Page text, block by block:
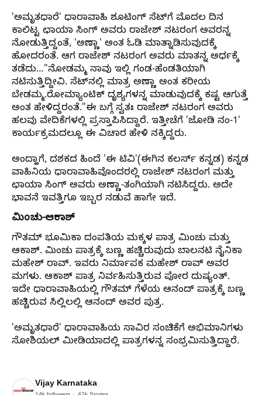
'ಅಮೃತಧಾರೆ' ಧಾರಾವಾಹಿ ಶೂಟಿಂಗ್‌ ಸೆಟ್‌ಗೆ ಮೊದಲ ದಿನ
ಕಾಲಿಟ್ಟ ಛಾಯಾ ಸಿಂಗ್ ಅವರು ರಾಜೇಶ್‌ ನಟರಂಗ ಅವರನ್ನ
ನೋಡುತ್ತಿದ್ದಂತೆ, 'ಅಣ್ಣಾ' ಅಂತ ಓಡಿ ಮಾತ್ನಾಡಿಸುವುದಕ್ಕೆ
ಹೋದರಂತೆ. ಆಗ ರಾಜೇಶ್‌ ನಟರಂಗ ಅವರು ಮಾತನ್ನ ಅರ್ಧಕ್ಕೆ
ತಡೆದು…"ನೋಡಮ್ಮ ನಾವು ಇಲ್ಲಿ ಗಂಡ-ಹೆಂಡತಿಯಾಗಿ
ನಟಿಸುತ್ತಿದ್ದೀವಿ. ಸೆಟ್‌ನಲ್ಲಿ ಮಾತ್ರ ಅಣ್ಣಾ ಅಂತ ಕರೀಯ
ಬೇಡಮ್ಮ.ರೋಮ್ಯಾಂಟಿಕ್‌ ದೃಶ್ಯಗಳನ್ನ ಮಾಡುವುದಕ್ಕೆ ಕಷ್ಟ ಆಗುತ್ತೆ
ಅಂತ ಹೇಳಿದ್ದರಂತೆ."ಈ ಬಗ್ಗೆ ಸ್ವತಃ ರಾಜೇಶ್‌ ನಟರಂಗ ಅವರು
ಹಲವು ವೇದಿಕೆಗಳಲ್ಲಿ ಪ್ರಸ್ತಾಪಿಸಿದ್ದಾರೆ. ಇತ್ತೀಚೆಗೆ 'ಜೋಡಿ ನಂ-1'
ಕಾರ್ಯಕ್ರಮದಲ್ಲೂ ಈ ವಿಚಾರ ಹೇಳಿ ನಕ್ಕಿದ್ದರು.
ಅಂದ್ಹಾಗೆ, ದಶಕದ ಹಿಂದೆ 'ಈ ಟಿವಿ'(ಈಗಿನ ಕಲರ್ಸ್ ಕನ್ನಡ) ಕನ್ನಡ
ವಾಹಿನಿಯ ಧಾರಾವಾಹಿವೊಂದರಲ್ಲಿ ರಾಜೇಶ್‌ ನಟರಂಗ ಮತ್ತು
ಛಾಯಾ ಸಿಂಗ್‌ ಅವರು ಅಣ್ಣಾ-ತಂಗಿಯಾಗಿ ನಟಿಸಿದ್ದರು. ಅದೇ
ಭಾವನೆ ಇವತ್ತಿಗೂ ಇಬ್ಬರ ನಡುವೆ ಹಾಗೇ ಇದೆ.
ಮಿಂಚು-ಆಕಾಶ್
ಗೌತಮ್‌ ಭೂಮಿಕಾ ದಂಪತಿಯ ಮಕ್ಕಳ ಪಾತ್ರ ಮಿಂಚು ಮತ್ತು
ಆಕಾಶ್‌. ಮಿಂಚು ಪಾತ್ರಕ್ಕೆ ಬಣ್ಣ ಹಚ್ಚಿರುವುದು ಬಾಲನಟಿ ನೈನಿಕಾ
ಮಹೇಶ್ ರಾವ್. ಇವರು ನಿರ್ಮಾಪಕ ಮಹೇಶ್‌ ರಾವ್‌ ಅವರ
ಮಗಳು. ಆಕಾಶ್‌ ಪಾತ್ರ ನಿರ್ವಹಿಸುತ್ತಿರುವ ಪೋರ ದುಷ್ಯಂತ್‌.
ಇದೇ ಧಾರಾವಾಹಿಯಲ್ಲಿ ಗೌತಮ್‌ ಗೆಳೆಯ ಆನಂದ್‌ ಪಾತ್ರಕ್ಕೆ ಬಣ್ಣ
ಹಚ್ಚಿರುವ ಸಿಲ್ಲಿಲಲ್ಲಿ ಆನಂದ್‌ ಅವರ ಪುತ್ರ.
'ಅಮೃತಧಾರೆ' ಧಾರಾವಾಹಿಯ ಸಾವಿರ ಸಂಚಿಕೆಗೆ ಅಭಿಮಾನಿಗಳು
ಸೋಶಿಯಲ್‌ ಮೀಡಿಯಾದಲ್ಲಿ ಪಾತ್ರಗಳನ್ನ ಸಂಭ್ರಮಿಸುತ್ತಿದ್ದಾರೆ.
Vijay Karnataka